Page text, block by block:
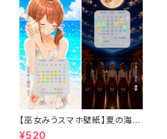
【巫女みうスマホ壁紙】夏の海と
満月の祈りセット〈8〜9月カレ
¥520